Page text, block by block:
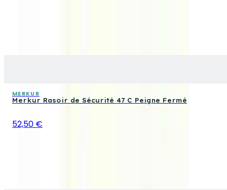
MERKUR
Merkur Rasoir de Sécurité 47 C Peigne Fermé
52,50 €